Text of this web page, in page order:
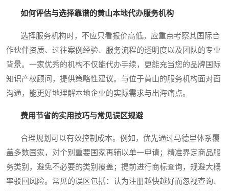
如何评估与选择靠谱的黄山本地代办服务机构
选择服务机构时，不应只看报价高低。应重点考察其国际合
作伙伴资质、过往案例经验、服务流程的透明度以及团队的专业
背景。一家优秀的机构不仅能代办手续，更能充当您的品牌国际
知识产权顾问，提供策略性建议。与位于黄山的服务机构面对面
沟通，能更好地理解本地企业的实际需求与出海痛点。
费用节省的实用技巧与常见误区规避
合理规划可以有效控制成本。例如，优先通过马德里体系覆
盖多数国家，对个别重要国家再辅以单一申请；精准界定商品服
务类别，避免不必要的类别覆盖；提前进行商标查询，规避大概
率驳回风险。常见的误区包括：认为注册越快越好而忽视查询、